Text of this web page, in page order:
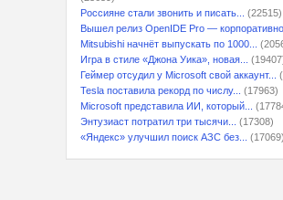
Россияне стали звонить и писать...
(22515)
Вышел релиз OpenIDE Pro —
Mitsubishi начнёт выпускать по 1000...
Игра в стиле «Джона Уика», новая...
Геймер отсудил у Microsoft свой аккаунт...
Tesla поставила рекорд по числу...
(17963)
Microsoft представила ИИ, который...
Энтузиаст потратил три тысячи...
(17308)
«Яндекс» улучшил поиск АЗС без...
(17069)